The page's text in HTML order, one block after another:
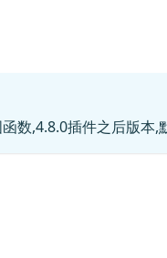
数,4.8.0插件之后版